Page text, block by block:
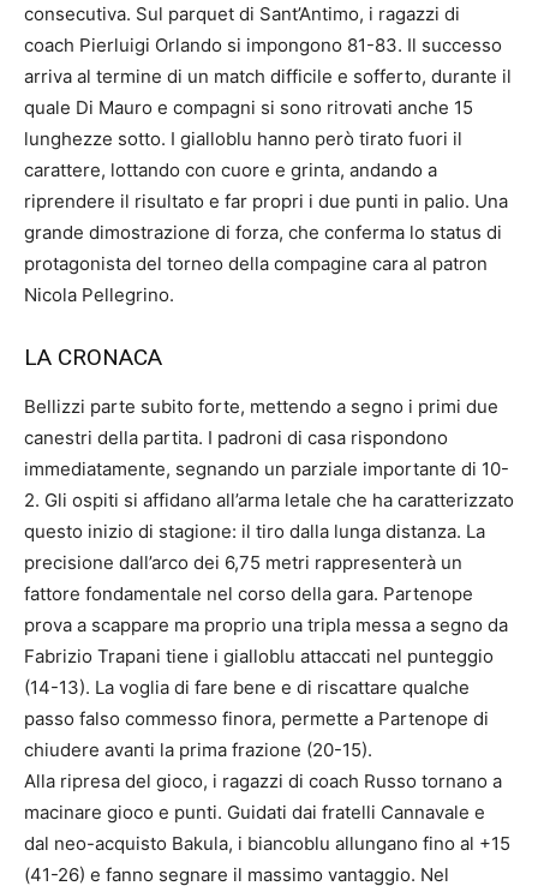
consecutiva. Sul parquet di Sant’Antimo, i ragazzi di
coach Pierluigi Orlando si impongono 81-83. Il successo
arriva al termine di un match difficile e sofferto, durante il
quale Di Mauro e compagni si sono ritrovati anche 15
lunghezze sotto. I gialloblu hanno però tirato fuori il
carattere, lottando con cuore e grinta, andando a
riprendere il risultato e far propri i due punti in palio. Una
grande dimostrazione di forza, che conferma lo status di
protagonista del torneo della compagine cara al patron
Nicola Pellegrino.
LA CRONACA
Bellizzi parte subito forte, mettendo a segno i primi due
canestri della partita. I padroni di casa rispondono
immediatamente, segnando un parziale importante di 10-
2. Gli ospiti si affidano all’arma letale che ha caratterizzato
questo inizio di stagione: il tiro dalla lunga distanza. La
precisione dall’arco dei 6,75 metri rappresenterà un
fattore fondamentale nel corso della gara. Partenope
prova a scappare ma proprio una tripla messa a segno da
Fabrizio Trapani tiene i gialloblu attaccati nel punteggio
(14-13). La voglia di fare bene e di riscattare qualche
passo falso commesso finora, permette a Partenope di
chiudere avanti la prima frazione (20-15).
Alla ripresa del gioco, i ragazzi di coach Russo tornano a
macinare gioco e punti. Guidati dai fratelli Cannavale e
dal neo-acquisto Bakula, i biancoblu allungano fino al +15
(41-26) e fanno segnare il massimo vantaggio. Nel